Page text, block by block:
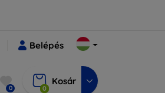
Belépés
0 0
Kosár